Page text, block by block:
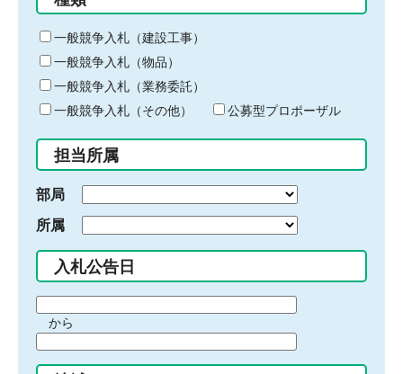
る
キ
ー
ワ
ー
ド
入
力
一般競争入札（建設工事）
一般競争入札（物品）
一般競争入札（業務委託）
一般競争入札（その他）
公募型プロポーザル
担当所属
部局
所属
入札公告日
間
始
から
間